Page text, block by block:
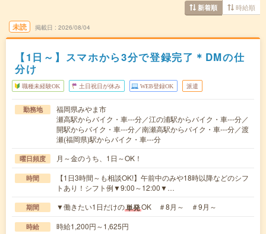
新着順 時給順
未読 掲載日 2026/08/04
【1日～】スマホから3分で登録完了＊DMの仕
分け
職種未経験OK 土日祝日が休み WEB登録OK 派遣
勤務地
福岡県みやま市
瀬高駅からバイク・車---分／江の浦駅からバイク・車---分／
開駅からバイク・車---分／南瀬高駅からバイク・車---分／渡
瀬(福岡県)駅からバイク・車---分
曜日頻度 月～金のうち、1日～OK！
時間
【1日3時間～も相談OK!】午前中のみや18時以降などのシフ
トあり！シフト例▼9:00～12:00▼…
期間 ▼働きたい1日だけの単発OK ＃8月～ ＃9月～
時給 時給1,200円～1,625円